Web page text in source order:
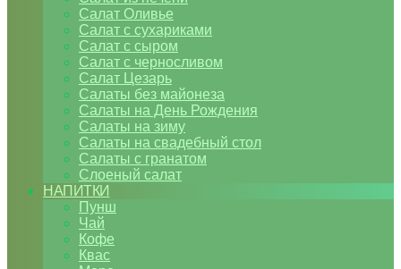
Салат Оливье
Салат с сухариками
Салат с сыром
Салат с черносливом
Салат Цезарь
Салаты без майонеза
Салаты на День Рождения
Салаты на зиму
Салаты на свадебный стол
Салаты с гранатом
Слоеный салат
НАПИТКИ
Пунш
Чай
Кофе
Квас